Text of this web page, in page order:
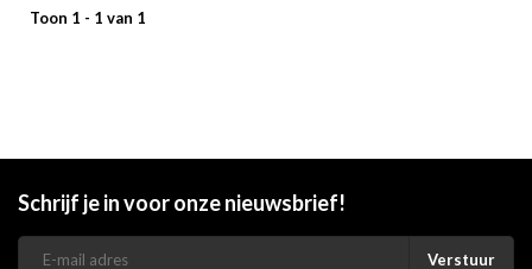
Toon 1 - 1 van 1
Schrijf je in voor onze nieuwsbrief!
Verstuur